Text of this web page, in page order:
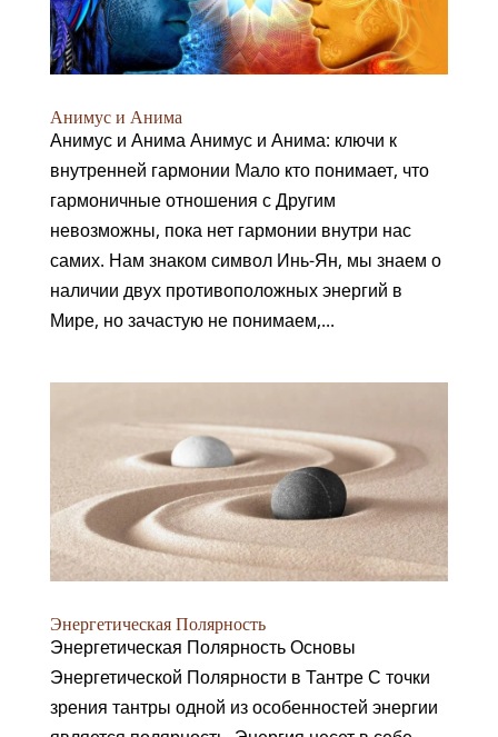
Анимус и Анима
Анимус и Анима Анимус и Анима: ключи к
внутренней гармонии Mало кто понимает, что
гармоничные отношения с Другим
невозможны, пока нет гармонии внутри нас
самих. Нам знаком символ Инь-Ян, мы знаем о
наличии двух противоположных энергий в
Мире, но зачастую не понимаем,...
Энергетическая Полярность
Энергетическая Полярность Основы
Энергетической Полярности в Тантре С точки
зрения тантры одной из особенностей энергии